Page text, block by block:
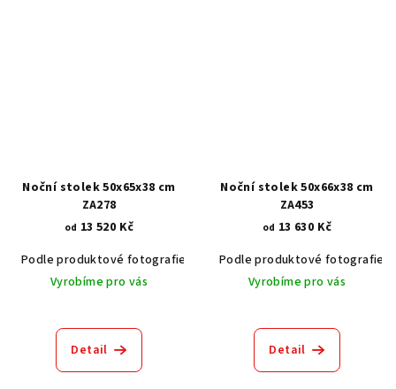
Noční stolek 50x65x38 cm
ZA278
od 13 520 Kč
Podle produktové fotografie
Akát vintage BT1551
Dub světlý
Vyrobíme pro vás
Detail
Noční stolek 50x66x38 cm
ZA453
od 13 630 Kč
Podle produktové fotografie
Vyrobíme pro vás
Detail